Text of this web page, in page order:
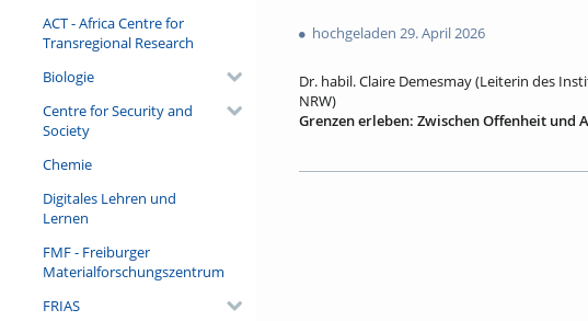
ACT - Africa Centre for
Transregional Research
Biologie
Centre for Security and
Society
Chemie
Digitales Lehren und
Lernen
FMF - Freiburger
Materialforschungszentrum
FRIAS
views
hochgeladen 29. April 2026
Dr. habil. Claire Demesmay (Leiterin des
NRW)
Grenzen erleben: Zwischen Offenheit und
Zusammenarbeit. Sie umfassen rund 40 %
des Bruttoinlandsprodukts. Hier zeigen